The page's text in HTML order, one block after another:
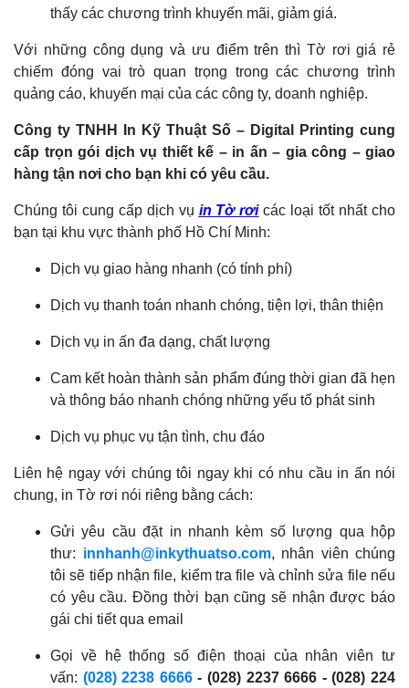
thấy các chương trình khuyến mãi, giảm giá.
Với những công dụng và ưu điểm trên thì Tờ rơi giá rẻ
chiếm đóng vai trò quan trọng trong các chương trình
quảng cáo, khuyến mại của các công ty, doanh nghiệp.
Công ty TNHH In Kỹ Thuật Số – Digital Printing cung
cấp trọn gói dịch vụ thiết kế – in ấn – gia công – giao
hàng tận nơi cho bạn khi có yêu cầu.
Chúng tôi cung cấp dịch vụ in Tờ rơicác loại tốt nhất cho
bạn tại khu vực thành phố Hồ Chí Minh:
Dịch vụ giao hàng nhanh (có tính phí)
Dịch vụ thanh toán nhanh chóng, tiện lợi, thân thiện
Dịch vụ in ấn đa dạng, chất lượng
Cam kết hoàn thành sản phẩm đúng thời gian đã hẹn
và thông báo nhanh chóng những yếu tố phát sinh
Dịch vụ phục vụ tận tình, chu đáo
Liên hệ ngay với chúng tôi ngay khi có nhu cầu in ấn nói
chung, in Tờ rơi nói riêng bằng cách:
Gửi yêu cầu đặt in nhanh kèm số lượng qua hộp
thư: innhanh@inkythuatso.com, nhân viên chúng
tôi sẽ tiếp nhận file, kiểm tra file và chỉnh sửa file nếu
có yêu cầu. Đồng thời bạn cũng sẽ nhận được báo
gái chi tiết qua email
Gọi về hệ thống số điện thoại của nhân viên tư
vấn: (028) 2238 6666- (028) 2237 6666 - (028) 224